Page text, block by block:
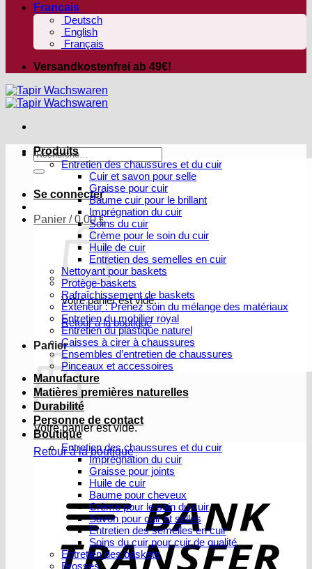
Français
Deutsch
English
Français
Versandkostenfrei ab 49€!
Recherche
pour :
Se connecter
Panier /0,00€
Votre panier est vide.
Retour à la boutique
Panier
Votre panier est vide.
Retour à la boutique
Produits
Entretien des chaussures et du cuir
Cuir et savon pour selle
Graisse pour cuir
Baume cuir pour le brillant
Imprégnation du cuir
Soins du cuir
Crème pour le soin du cuir
Huile de cuir
Entretien des semelles en cuir
Nettoyant pour baskets
Protège-baskets
Rafraîchissement de baskets
Extérieur : Prenez soin du mélange des matériaux
Entretien du mobilier royal
Entretien du plastique naturel
Caisses à cirer à chaussures
Ensembles d’entretien de chaussures
Pinceaux et accessoires
Manufacture
Matières premières naturelles
Durabilité
Personne de contact
Boutique
Entretien des chaussures et du cuir
Imprégnation du cuir
Graisse pour joints
Huile de cuir
Baume pour cheveux
Crème pour le soin du cuir
Savon pour cuir et selles
Entretien des semelles en cuir
Soins du cuir pour cuir de qualité
Entretien des baskets
Brosses